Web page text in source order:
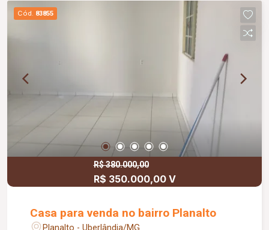
área construída; Área de lazer: Piscina privativa;
Espaço gourmet integrado; Paisagismo;
imóvel: Móveis planejados em todos os
ambientes; Excelente iluminação natural;
Ventilação cruzada; Projeto preparado para futura
instalação de elevador; Ambientes amplos e
integrados; Suíte no piso térreo; Suíte master no
pavimento superior; O condomínio oferece:
Portaria monitorada; Monitoramento por câmeras;
Rondas de vigilância; Quadras esportivas; Salão
de festas; Espaço gourmet; Playground; Áreas
verdes; Espaços de convivência; Excelente
aproveitamento dos espaços.
Cód. 83855
R$ 380.000,00
R$ 350.000,00 V
Casa para venda no bairro Planalto
Planalto - Uberlândia/MG